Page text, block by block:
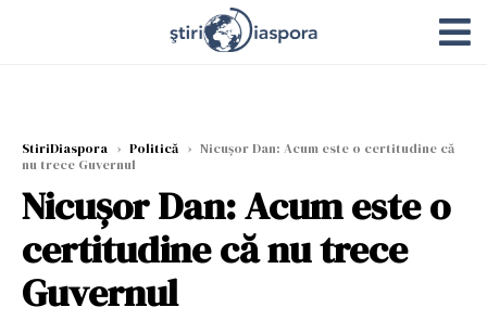
StiriDiaspora › Politică › Nicușor Dan: Acum este o certitudine că
nu trece Guvernul
Nicușor Dan: Acum este o
certitudine că nu trece
Guvernul